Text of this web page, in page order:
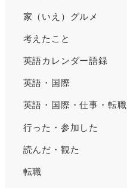
家（いえ）グルメ
考えたこと
英語カレンダー語録
英語・国際
英語・国際・仕事・転職
行った・参加した
読んだ・観た
転職